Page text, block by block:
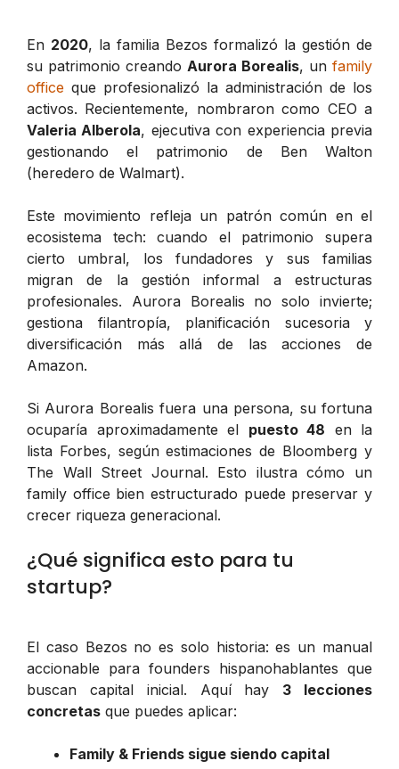
En 2020, la familia Bezos formalizó la gestión de
su patrimonio creando Aurora Borealis, un family
office que profesionalizó la administración de los
activos. Recientemente, nombraron como CEO a
Valeria Alberola, ejecutiva con experiencia previa
gestionando el patrimonio de Ben Walton
(heredero de Walmart).
Este movimiento refleja un patrón común en el
ecosistema tech: cuando el patrimonio supera
cierto umbral, los fundadores y sus familias
migran de la gestión informal a estructuras
profesionales. Aurora Borealis no solo invierte;
gestiona filantropía, planificación sucesoria y
diversificación más allá de las acciones de
Amazon.
Si Aurora Borealis fuera una persona, su fortuna
ocuparía aproximadamente el puesto 48 en la
lista Forbes, según estimaciones de Bloomberg y
The Wall Street Journal. Esto ilustra cómo un
family office bien estructurado puede preservar y
crecer riqueza generacional.
¿Qué significa esto para tu
startup?
El caso Bezos no es solo historia: es un manual
accionable para founders hispanohablantes que
buscan capital inicial. Aquí hay 3 lecciones
concretas que puedes aplicar:
Family & Friends sigue siendo capital